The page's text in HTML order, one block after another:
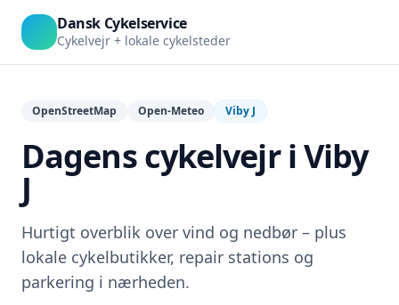
Dansk Cykelservice
Cykelvejr + lokale cykelsteder
OpenStreetMap Open-Meteo Viby J
Dagens cykelvejr i Viby
J
Hurtigt overblik over vind og nedbør – plus
lokale cykelbutikker, repair stations og
parkering i nærheden.